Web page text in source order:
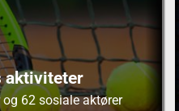
aktiviteter
og 62 sosiale aktører